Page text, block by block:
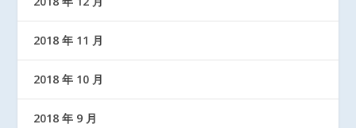
2018 年 11 月
2018 年 10 月
2018 年 9 月